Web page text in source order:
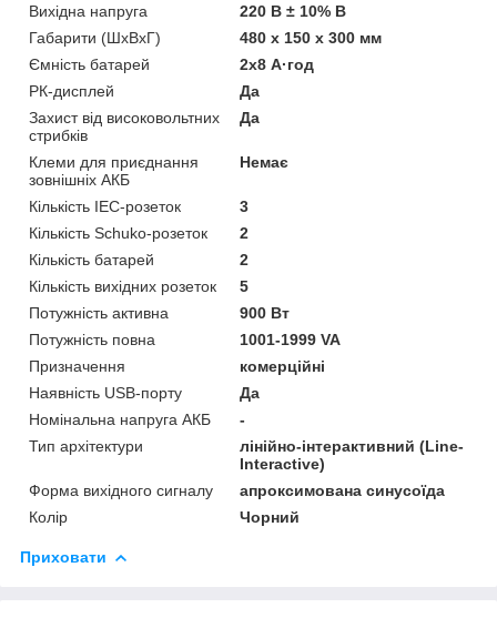
Вихідна напруга
220 В ± 10% В
Габарити (ШхВхГ)
480 х 150 х 300 мм
Ємність батарей
2х8 А·год
РК-дисплей
Да
Захист від високовольтних
стрибків
Да
Клеми для приєднання
зовнішніх АКБ
Немає
Кількість IEC-розеток
3
Кількість Schuko-розеток
2
Кількість батарей
2
Кількість вихідних розеток
5
Потужність активна
900 Вт
Потужність повна
1001-1999 VA
Призначення
комерційні
Наявність USB-порту
Да
Номінальна напруга АКБ
-
Тип архітектури
лінійно-інтерактивний (Line-
Interactive)
Форма вихідного сигналу
апроксимована синусоїда
Колір
Чорний
Приховати